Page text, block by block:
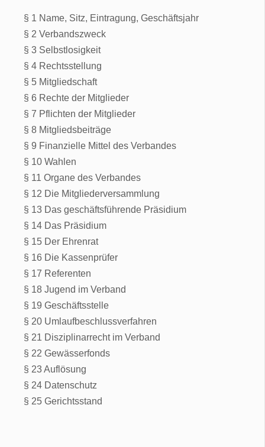
§ 1 Name, Sitz, Eintragung, Geschäftsjahr
§ 2 Verbandszweck
§ 3 Selbstlosigkeit
§ 4 Rechtsstellung
§ 5 Mitgliedschaft
§ 6 Rechte der Mitglieder
§ 7 Pflichten der Mitglieder
§ 8 Mitgliedsbeiträge
§ 9 Finanzielle Mittel des Verbandes
§ 10 Wahlen
§ 11 Organe des Verbandes
§ 12 Die Mitgliederversammlung
§ 13 Das geschäftsführende Präsidium
§ 14 Das Präsidium
§ 15 Der Ehrenrat
§ 16 Die Kassenprüfer
§ 17 Referenten
§ 18 Jugend im Verband
§ 19 Geschäftsstelle
§ 20 Umlaufbeschlussverfahren
§ 21 Disziplinarrecht im Verband
§ 22 Gewässerfonds
§ 23 Auflösung
§ 24 Datenschutz
§ 25 Gerichtsstand